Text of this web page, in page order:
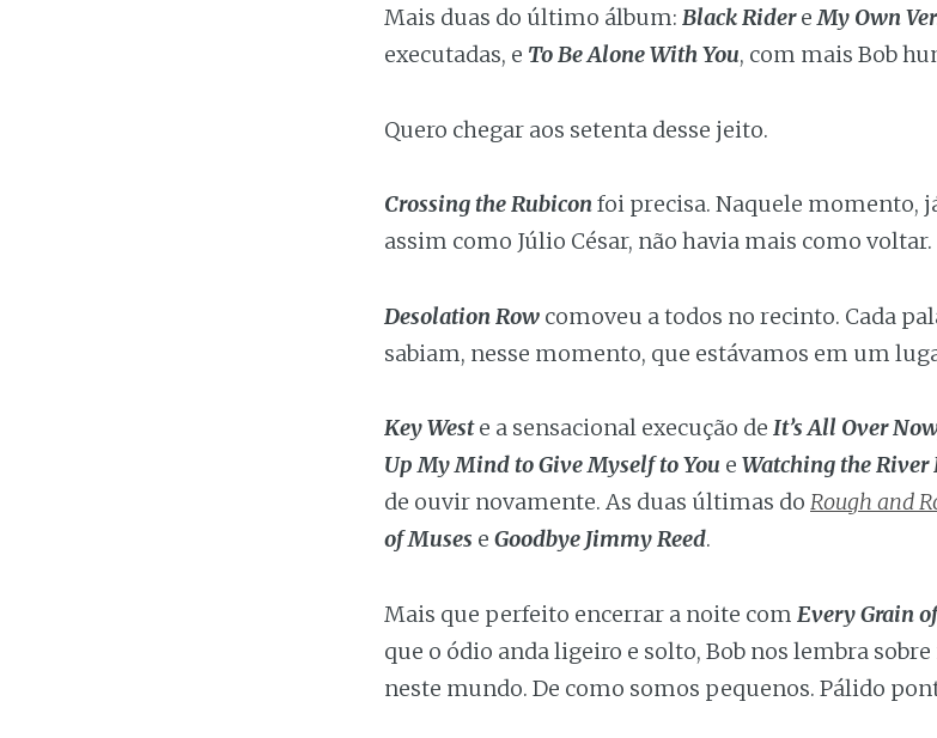
Mais duas do último álbum: Black RidereMy Own
executadas, e To Be Alone With You, com mais Bob
Quero chegar aos setenta desse jeito.
Crossing the Rubiconfoi precisa. Naquele momento,
assim como Júlio César, não havia mais como voltar.
Desolation Row comoveu a todos no recinto. Cada
sabiam, nesse momento, que estávamos em um
Key West e a sensacional execução de It’s All Over
Up My Mind to Give Myself to You e Watching the River
de ouvir novamente. As duas últimas do Rough and
of Muses e Goodbye Jimmy Reed.
Mais que perfeito encerrar a noite com Every Grain
que o ódio anda ligeiro e solto, Bob nos lembra
neste mundo. De como somos pequenos. Pálido